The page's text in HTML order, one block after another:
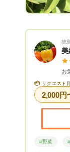
徳
美
お
📦 リクエスト
2,000円
#野菜